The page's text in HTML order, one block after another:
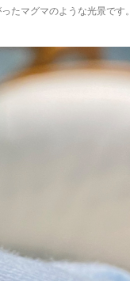
たマグマのような光景です。